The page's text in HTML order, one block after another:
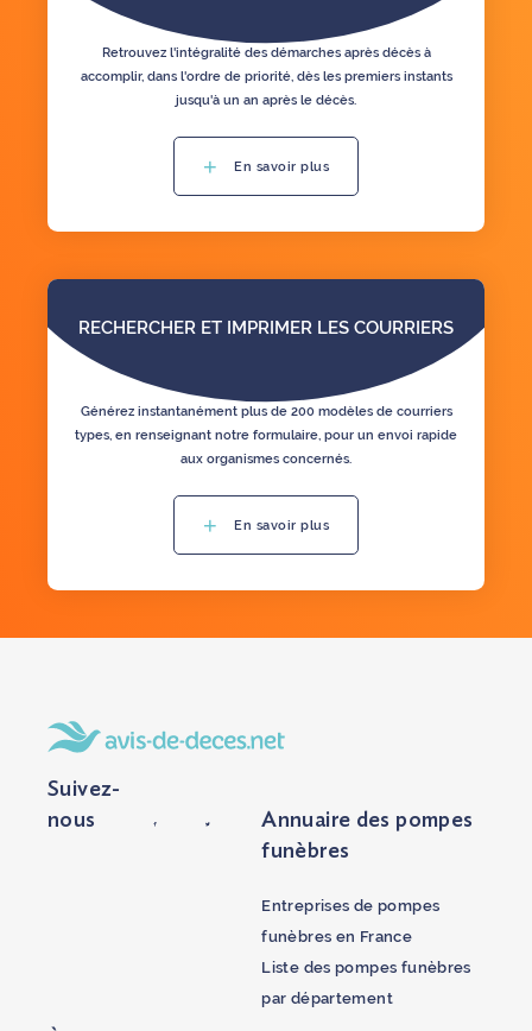
Retrouvez l'intégralité des démarches après décès à
accomplir, dans l'ordre de priorité, dès les premiers instants
jusqu'à un an après le décès.
En savoir plus
RECHERCHER ET IMPRIMER LES COURRIERS
Générez instantanément plus de 200 modèles de courriers
types, en renseignant notre formulaire, pour un envoi rapide
aux organismes concernés.
En savoir plus
Suivez-
nous
Annuaire des pompes
funèbres
Entreprises de pompes
funèbres en France
Liste des pompes funèbres
par département